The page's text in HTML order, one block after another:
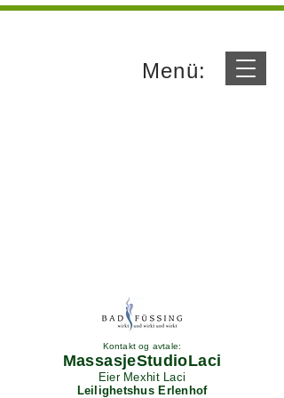
Menü:
Kontakt og avtale:
MassasjeStudioLaci
Eier Mexhit Laci
Leilighetshus Erlenhof